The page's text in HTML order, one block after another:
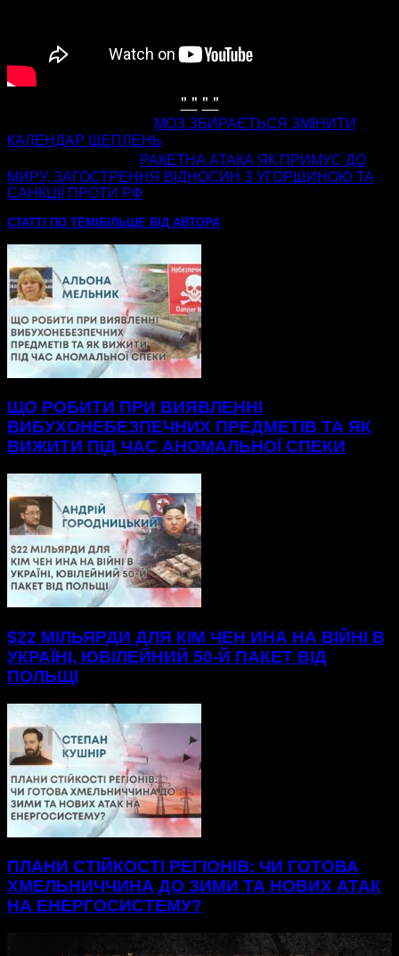
" " " "
МОЗ ЗБИРАЄТЬСЯ ЗМІНИТИ
КАЛЕНДАР ЩЕПЛЕНЬ
РАКЕТНА АТАКА ЯК ПРИМУС ДО
МИРУ, ЗАГОСТРЕННЯ ВІДНОСИН З УГОРЩИНОЮ ТА
САНКЦІЇ ПРОТИ РФ
СТАТТІ ПО ТЕМІ БІЛЬШЕ ВІД АВТОРА
ЩО РОБИТИ ПРИ ВИЯВЛЕННІ
ВИБУХОНЕБЕЗПЕЧНИХ ПРЕДМЕТІВ ТА ЯК
ВИЖИТИ ПІД ЧАС АНОМАЛЬНОЇ СПЕКИ
$22 МІЛЬЯРДИ ДЛЯ КІМ ЧЕН ИНА НА ВІЙНІ В
УКРАЇНІ, ЮВІЛЕЙНИЙ 50-Й ПАКЕТ ВІД
ПОЛЬЩІ
ПЛАНИ СТІЙКОСТІ РЕГІОНІВ: ЧИ ГОТОВА
ХМЕЛЬНИЧЧИНА ДО ЗИМИ ТА НОВИХ АТАК
НА ЕНЕРГОСИСТЕМУ?